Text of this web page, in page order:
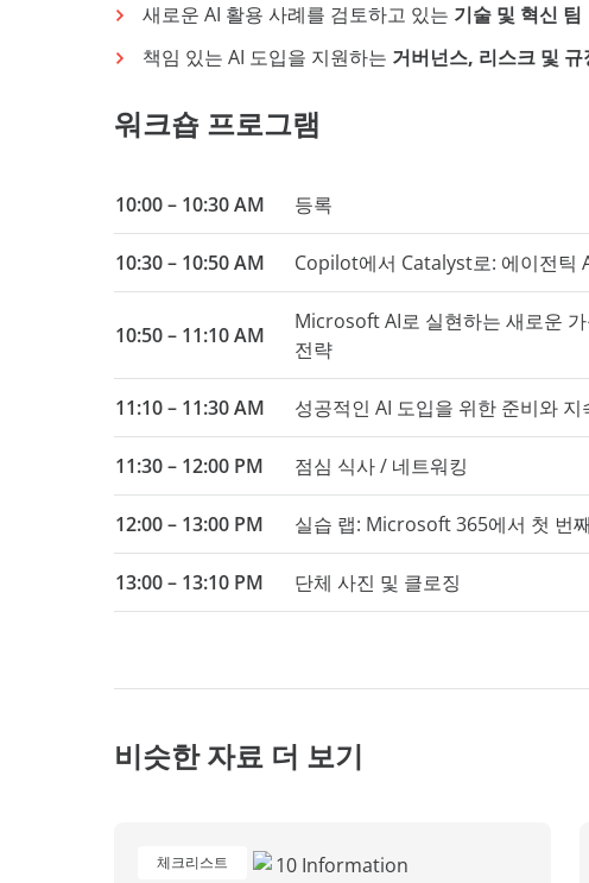
새로운 AI 활용 사례를 검토하고 있는 기술 및 혁신 팀
책임 있는 AI 도입을 지원하는 거버넌스, 리스크 및
워크숍 프로그램
10:00 – 10:30 AM 등록
10:30 – 10:50 AM Copilot에서 Catalyst로: 에이전틱
10:50 – 11:10 AM
Microsoft AI로 실현하는 새로운
전략
11:10 – 11:30 AM 성공적인 AI 도입을 위한 준비와
11:30 – 12:00 PM 점심 식사 / 네트워킹
12:00 – 13:00 PM 실습 랩: Microsoft 365에서 첫 번
13:00 – 13:10 PM 단체 사진 및 클로징
비슷한 자료 더 보기
체크리스트